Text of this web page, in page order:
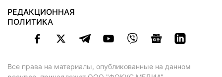
РЕДАКЦИОННАЯ
ПОЛИТИКА
Все права на материалы, опубликованные на данном